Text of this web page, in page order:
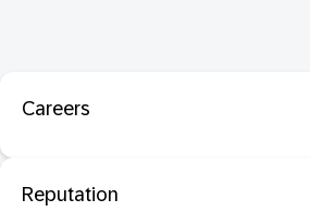
Careers
Reputation